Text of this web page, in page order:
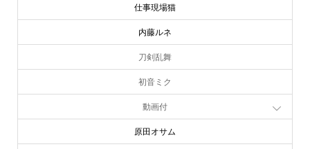
仕事現場猫
内藤ルネ
刀剣乱舞
初音ミク
動画付
原田オサム